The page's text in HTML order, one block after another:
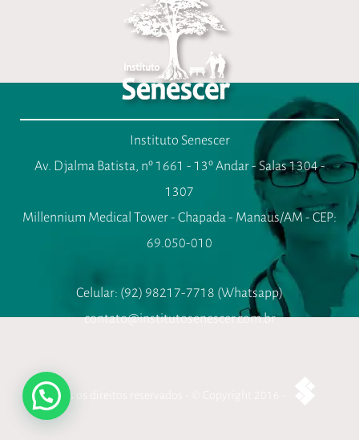
Instituto Senescer
Av. Djalma Batista, nº 1661 - 13º Andar - Salas 1304 -
1307
Millennium Medical Tower - Chapada - Manaus/AM - CEP:
69.050-010
Celular: (92) 98217-7718 (Whatsapp)
contato@institutosenescer.com.br
Todos os direitos reservados - © Copyright 2016 -